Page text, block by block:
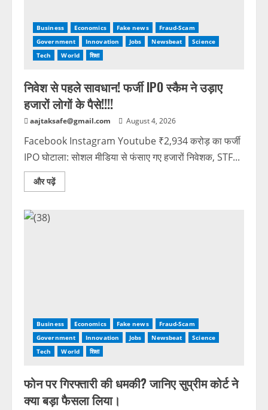
Business Economics Fake news
Fraud-Scam
Government
Innovation Jobs Newsbeat
Science
Tech
World शिक्षा
निवेश से पहले सावधान! फर्जी IPO स्कैम ने उड़ाए
हजारों लोगों के पैसे!!!!
aajtaksafe@gmail.com August 4, 2026
Facebook Instagram Youtube ₹2,934 करोड़ का फर्जी
IPO घोटाला: सोशल मीडिया से फंसाए गए हजारों निवेशक, STF...
और पढ़ें
Business Economics Fake news
Fraud-Scam
Government
Innovation Jobs Newsbeat
Science
Tech
World शिक्षा
फोन पर गिरफ्तारी की धमकी? जानिए सुप्रीम कोर्ट ने
क्या बड़ा फैसला लिया।